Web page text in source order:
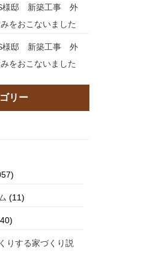
様邸 新築工事 外
をおこないました
様邸 新築工事 外
をおこないました
リー
(11)
りする家づくり説